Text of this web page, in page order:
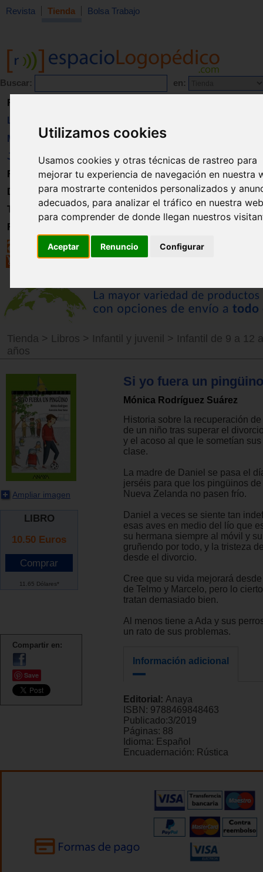
Utilizamos cookies
Usamos cookies y otras técnicas de rastreo para
mejorar tu experiencia de navegación en nuestra
para mostrarte contenidos personalizados y
adecuados, para analizar el tráfico en nuestra
para comprender de donde llegan nuestros
Aceptar Renuncio Configurar
Revista Tienda Bolsa Trabajo
Buscar: en:
Revista
Libros
Material
Juguetes
Formación
Directorio
Trabajo
Registro
Tienda > Libros > Infantil y juvenil > Infantil de 9 a 12
años
Ampliar imagen
LIBRO
10.50 Euros
11.65 Dólares*
Compartir en:
Save
Si yo fuera un pingüino
Mónica Rodríguez Suárez
Historia sobre la recuperación
de un niño tras superar el
y el acoso al que le sometían
clase.
La madre de Daniel se pasa el
jerséis para que los pingüinos
Nueva Zelanda no pasen frío.
Daniel a veces se siente tan
esas aves en medio del lío que
su hermana siempre al móvil y
gruñendo por todo, y la tristeza
desde el divorcio.
Cree que su vida mejorará
de Telmo y Marcelo, pero lo
tratan demasiado bien.
Al menos tiene a Ada y sus
un rato de sus problemas.
Información adicional
Editorial: Anaya
ISBN: 9788469848463
Publicado:3/2019
Páginas: 88
Idioma: Español
Encuadernación: Rústica